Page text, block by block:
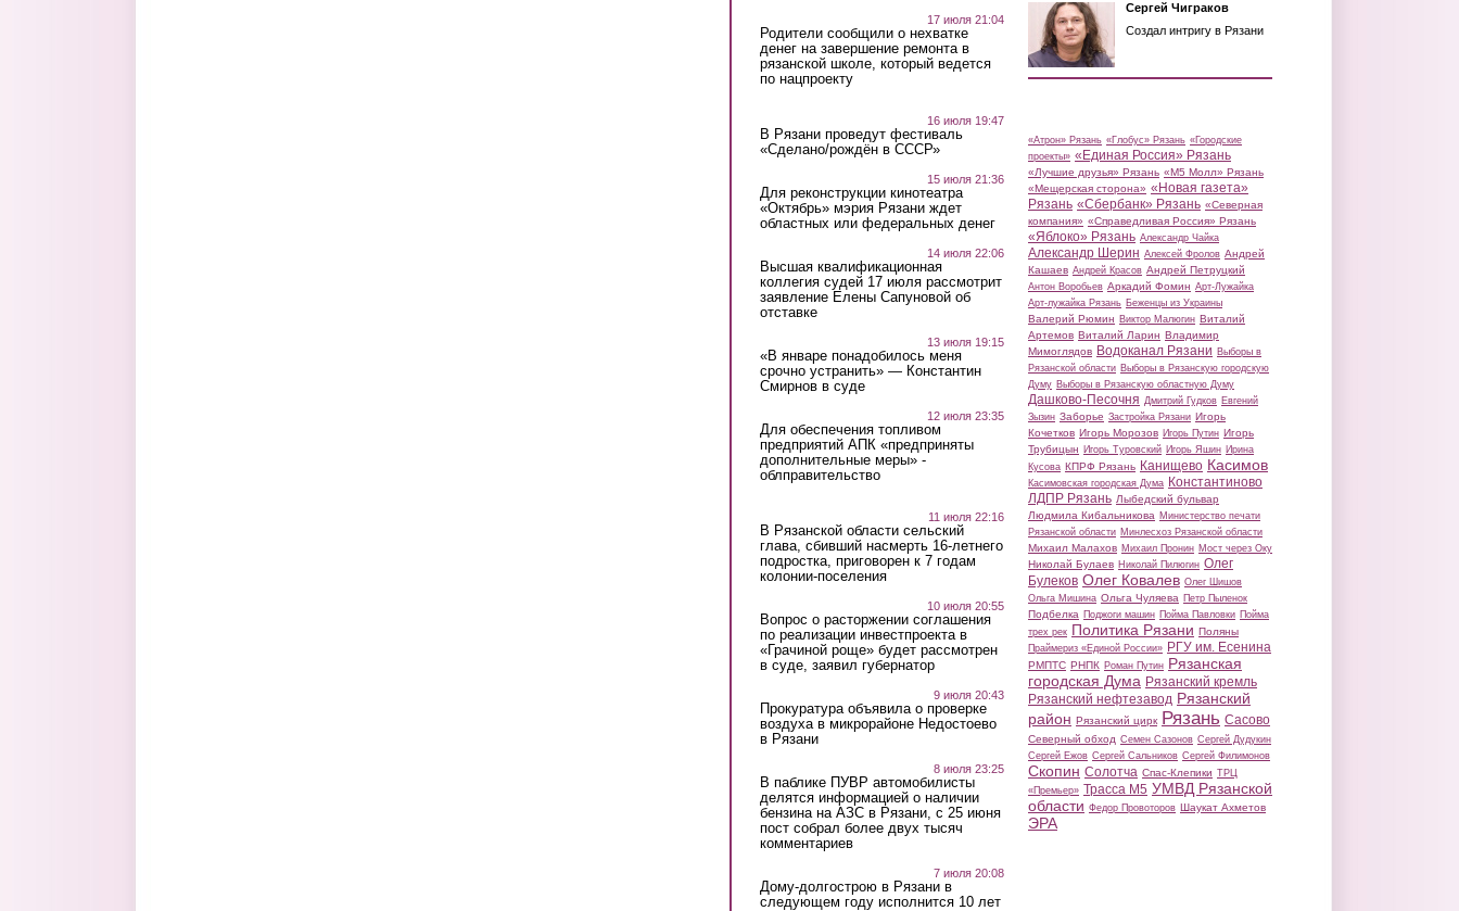
17 июля 21:04
Родители сообщили о нехватке
денег на завершение ремонта в
рязанской школе, который ведется
по нацпроекту
16 июля 19:47
В Рязани проведут фестиваль
«Сделано/рождён в СССР»
15 июля 21:36
Для реконструкции кинотеатра
«Октябрь» мэрия Рязани ждет
областных или федеральных денег
14 июля 22:06
Высшая квалификационная
коллегия судей 17 июля рассмотрит
заявление Елены Сапуновой об
отставке
13 июля 19:15
«В январе понадобилось меня
срочно устранить» — Константин
Смирнов в суде
12 июля 23:35
Для обеспечения топливом
предприятий АПК «предприняты
дополнительные меры» -
облправительство
11 июля 22:16
В Рязанской области сельский
глава, сбивший насмерть 16-летнего
подростка, приговорен к 7 годам
колонии-поселения
10 июля 20:55
Вопрос о расторжении соглашения
по реализации инвестпроекта в
«Грачиной роще» будет рассмотрен
в суде, заявил губернатор
9 июля 20:43
Прокуратура объявила о проверке
воздуха в микрорайоне Недостоево
в Рязани
8 июля 23:25
В паблике ПУВР автомобилисты
делятся информацией о наличии
бензина на АЗС в Рязани, с 25 июня
пост собрал более двух тысяч
комментариев
7 июля 20:08
Дому-долгострою в Рязани в
следующем году исполнится 10 лет
Сергей Чиграков
Создал интригу в Рязани
«Атрон» Рязань «Глобус» Рязань «Городские
проекты» «Единая Россия» Рязань
«Лучшие друзья» Рязань «М5 Молл» Рязань
«Мещерская сторона» «Новая газета»
Рязань «Сбербанк» Рязань «Северная
компания» «Справедливая Россия» Рязань
«Яблоко» Рязань Александр Чайка
Александр Шерин Алексей Фролов Андрей
Кашаев Андрей Красов Андрей Петруцкий
Антон Воробьев Аркадий Фомин Арт-Лужайка
Арт-лужайка Рязань Беженцы из Украины
Валерий Рюмин Виктор Малюгин Виталий
Артемов Виталий Ларин Владимир
Мимоглядов Водоканал Рязани Выборы в
Рязанской области Выборы в Рязанскую городскую
Думу Выборы в Рязанскую областную Думу
Дашково-Песочня Дмитрий Гудков Евгений
Зызин Заборье Застройка Рязани Игорь
Кочетков Игорь Морозов Игорь Путин Игорь
Трубицын Игорь Туровский Игорь Яшин Ирина
Кусова КПРФ Рязань Канищево Касимов
Касимовская городская Дума Константиново
ЛДПР Рязань Лыбедский бульвар
Людмила Кибальникова Министерство печати
Рязанской области Минлесхоз Рязанской области
Михаил Малахов Михаил Пронин Мост через Оку
Николай Булаев Николай Пилюгин Олег
Булеков Олег Ковалев Олег Шишов
Ольга Мишина Ольга Чуляева Петр Пыленок
Подбелка Поджоги машин Пойма Павловки Пойма
трех рек Политика Рязани Поляны
Праймериз «Единой России» РГУ им. Есенина
РМПТС РНПК Роман Путин Рязанская
городская Дума Рязанский кремль
Рязанский нефтезавод Рязанский
район Рязанский цирк Рязань Сасово
Северный обход Семен Сазонов Сергей Дудукин
Сергей Ежов Сергей Сальников Сергей Филимонов
Скопин Солотча Спас-Клепики ТРЦ
«Премьер» Трасса М5 УМВД Рязанской
области Федор Провоторов Шаукат Ахметов
ЭРА